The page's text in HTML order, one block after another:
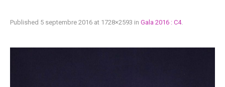
Published 5 septembre 2016 at 1728×2593 in Gala 2016 : C4.